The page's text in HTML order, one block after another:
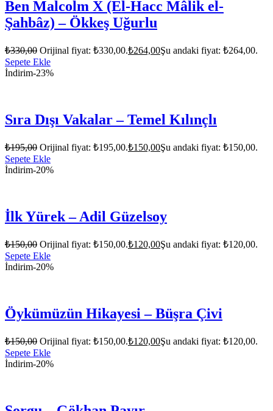
Ben Malcolm X (El-Hacc Mâlik el-
Şahbâz) – Ökkeş Uğurlu
₺330,00 Orijinal fiyat: ₺330,00.₺264,00Şu andaki fiyat: ₺264,00.
Sepete Ekle
İndirim-23%
Sıra Dışı Vakalar – Temel Kılınçlı
₺195,00 Orijinal fiyat: ₺195,00.₺150,00Şu andaki fiyat: ₺150,00.
Sepete Ekle
İndirim-20%
İlk Yürek – Adil Güzelsoy
₺150,00 Orijinal fiyat: ₺150,00.₺120,00Şu andaki fiyat: ₺120,00.
Sepete Ekle
İndirim-20%
Öykümüzün Hikayesi – Büşra Çivi
₺150,00 Orijinal fiyat: ₺150,00.₺120,00Şu andaki fiyat: ₺120,00.
Sepete Ekle
İndirim-20%